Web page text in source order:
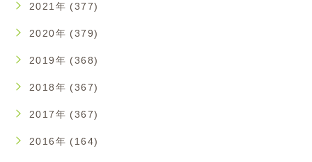
2021年 (377)
2020年 (379)
2019年 (368)
2018年 (367)
2017年 (367)
2016年 (164)